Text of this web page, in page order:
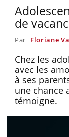
de
Par Floriane
Chez les
avec les
à ses
une chance
témoigne.